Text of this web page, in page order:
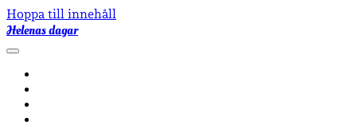
Hoppa till innehåll
Helenas dagar
öppna